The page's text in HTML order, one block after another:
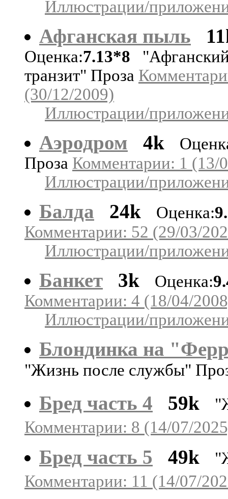
Иллюстрации/
Афганская пыль
Оценка:7.13*8
транзит" Проза
(30/12/2009)
Иллюстрации/
Аэродром 4k
Проза Комментарии: 1 (13/
Иллюстрации/
Балда 24k Оценка:
Комментарии: 52 (29/03/
Иллюстрации/
Банкет 3k Оценка:
Комментарии: 4 (18/04/
Иллюстрации/
Блондинка на
"Жизнь после службы"
Бред часть 4
59k
Комментарии: 8 (14/07/
Бред часть 5 49k
Комментарии: 11 (14/07/